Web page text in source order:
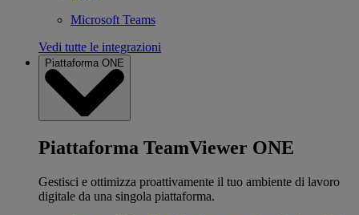
Microsoft Teams
Vedi tutte le integrazioni
Piattaforma ONE
Piattaforma TeamViewer ONE
Gestisci e ottimizza proattivamente il tuo ambiente di lavoro
digitale da una singola piattaforma.